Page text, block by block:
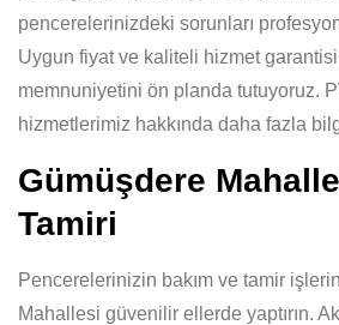
pencerelerinizdeki sorunları
Uygun fiyat ve kaliteli hizmet
memnuniyetini ön planda tutuyoruz.
hizmetlerimiz hakkında daha fazla
Gümüşdere
Tamiri
Pencerelerinizin bakım ve tamir
Mahallesi güvenilir ellerde yaptırın.